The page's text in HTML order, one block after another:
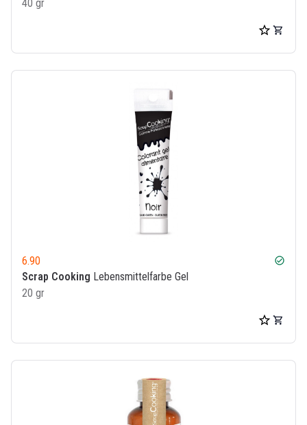
40 gr
6.90 check_circle
Scrap Cooking Lebensmittelfarbe Gel
20 gr